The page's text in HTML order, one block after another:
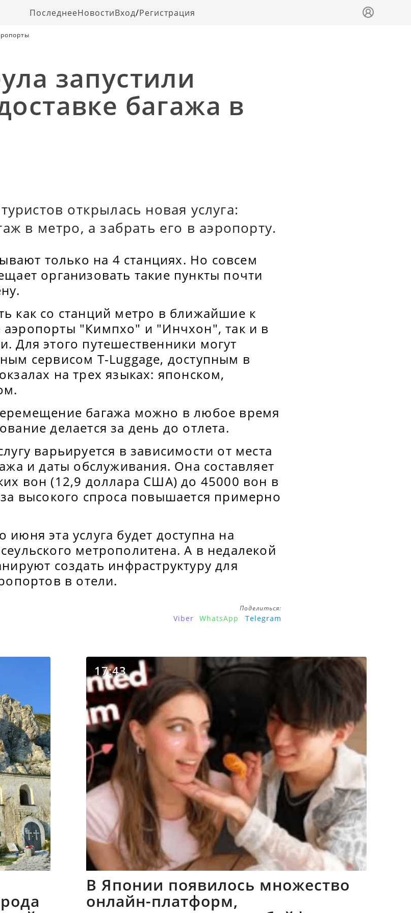
ПоследнееНовостиВход/Регистрация
запустили
багажа в
открылась новая услуга:
в метро, а забрать его в аэропорту.
только на 4 станциях. Но совсем
организовать такие пункты почти
как со станций метро в ближайшие к
"Кимпхо" и "Инчхон", так и в
Для этого путешественники могут
сервисом T-Luggage, доступным в
на трех языках: японском,
багажа можно в любое время
делается за день до отлета.
варьируется в зависимости от места
и даты обслуживания. Она составляет
вон (12,9 доллара США) до 45000 вон в
высокого спроса повышается примерно
эта услуга будет доступна на
метрополитена. А в недалекой
создать инфраструктуру для
в отели.
Поделиться:
Viber WhatsApp Telegram
17:43
В Японии появилось множество
онлайн-платформ,